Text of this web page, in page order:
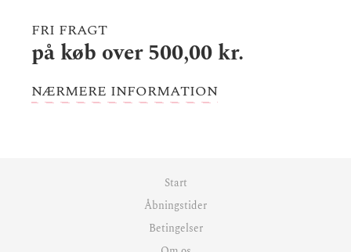
FRI FRAGT
på køb over 500,00 kr.
NÆRMERE INFORMATION
Start
Åbningstider
Betingelser